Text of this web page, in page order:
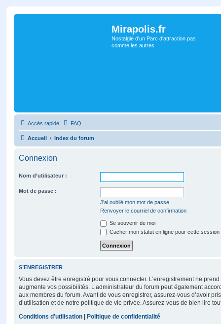
Mirapolis.fr
Nostalgie d'un Parc d'attraction pas
comme les autres
Accès rapide FAQ
Accueil Index du forum
Connexion
Nom d’utilisateur :
Mot de passe :
J’ai oublié mon mot de passe
Renvoyer le courriel de confirmation
Se souvenir de moi
Cacher mon statut en ligne pour cette session
S’ENREGISTRER
Vous devez être enregistré pour vous connecter. L’enregistrement ne
augmente vos possibilités. L’administrateur du forum peut également
aux membres du forum. Avant de vous enregistrer, assurez-vous d’avoir
d’utilisation et de notre politique de vie privée. Assurez-vous de bien lire
Conditions d’utilisation | Politique de confidentialité